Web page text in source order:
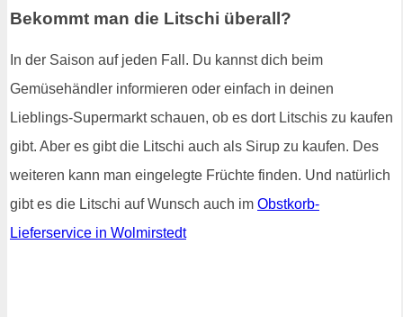
Bekommt man die Litschi überall?
In der Saison auf jeden Fall. Du kannst dich beim
Gemüsehändler informieren oder einfach in deinen
Lieblings-Supermarkt schauen, ob es dort Litschis zu kaufen
gibt. Aber es gibt die Litschi auch als Sirup zu kaufen. Des
weiteren kann man eingelegte Früchte finden. Und natürlich
gibt es die Litschi auf Wunsch auch im Obstkorb-
Lieferservice in Wolmirstedt